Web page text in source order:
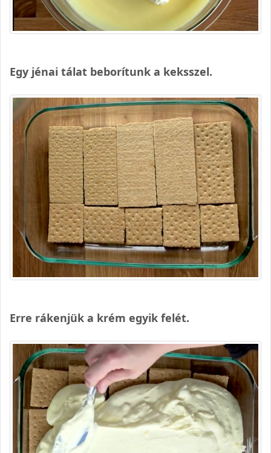
Egy jénai tálat beborítunk a keksszel.
Erre rákenjük a krém egyik felét.